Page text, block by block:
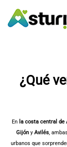
¿Qué
En la costa central de
Gijón y Avilés,
urbanos que